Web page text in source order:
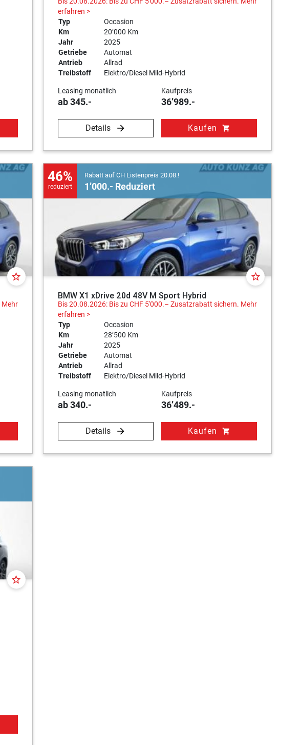
erfahren >
Typ
Occasion
Km
20’000 Km
Jahr
2025
Getriebe
Automat
Antrieb
Allrad
Treibstoff
Elektro/Diesel Mild-Hybrid
Leasing monatlich
ab 345.-
Kaufpreis
36’989.-
Details Kaufen shopping_cart
star_border
Mehr
46%
reduziert
Rabatt auf CH Listenpreis 20.08.!
1’000.- Reduziert
star_border
BMW X1 xDrive 20d 48V M Sport Hybrid
Bis 20.08.2026: Bis zu CHF 5'000.– Zusatzrabatt sichern. Mehr
erfahren >
Typ
Occasion
Km
28’500 Km
Jahr
2025
Getriebe
Automat
Antrieb
Allrad
Treibstoff
Elektro/Diesel Mild-Hybrid
Leasing monatlich
ab 340.-
Kaufpreis
36’489.-
Details Kaufen shopping_cart
star_border